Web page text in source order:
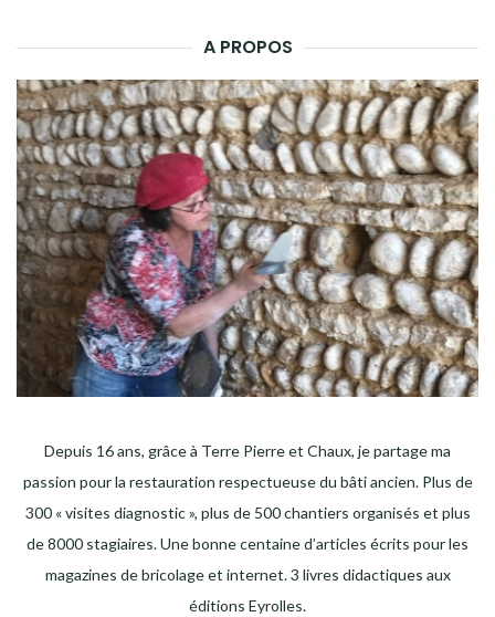
A PROPOS
Depuis 16 ans, grâce à Terre Pierre et Chaux, je partage ma
passion pour la restauration respectueuse du bâti ancien. Plus de
300 « visites diagnostic », plus de 500 chantiers organisés et plus
de 8000 stagiaires. Une bonne centaine d’articles écrits pour les
magazines de bricolage et internet. 3 livres didactiques aux
éditions Eyrolles.